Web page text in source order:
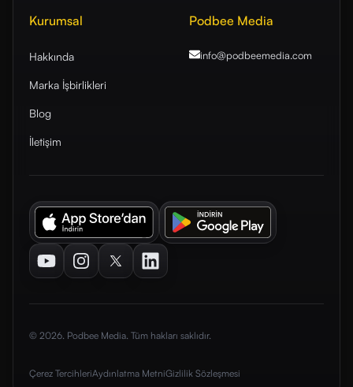
Kurumsal
Hakkında
Marka İşbirlikleri
Blog
İletişim
Podbee Media
info@podbeemedia.com
YoutubeInstagramTwitterLinkedIn
© 2026. Podbee Media. Tüm hakları saklıdır.
Çerez TercihleriAydınlatma MetniGizlilik Sözleşmesi